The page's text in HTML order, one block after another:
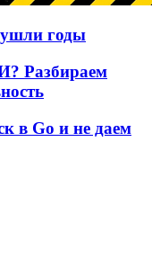
ушли годы
Разбираем
в Go и не даем